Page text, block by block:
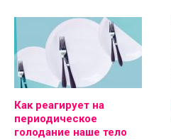
Как реагирует на
периодическое
голодание наше тело